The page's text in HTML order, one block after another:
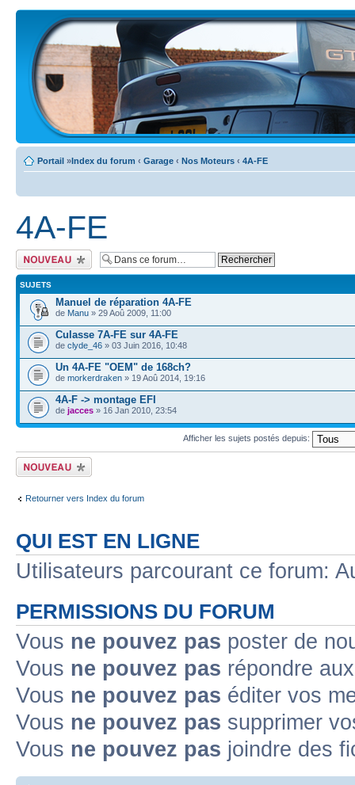
Portail »Index du forum ‹ Garage ‹ Nos Moteurs ‹ 4A-FE
4A-FE
Ecrire un nouveau
sujet
SUJETS
Manuel de réparation 4A-FE
de Manu » 29 Aoû 2009, 11:00
Culasse 7A-FE sur 4A-FE
de clyde_46 » 03 Juin 2016, 10:48
Un 4A-FE "OEM" de 168ch?
de morkerdraken » 19 Aoû 2014, 19:16
4A-F -> montage EFI
de jacces » 16 Jan 2010, 23:54
Afficher les sujets postés depuis:
Ecrire un nouveau
sujet
Retourner vers Index du forum
QUI EST EN LIGNE
Utilisateurs parcourant ce forum:
PERMISSIONS DU FORUM
Vous ne pouvez pas poster de
Vous ne pouvez pas répondre
Vous ne pouvez pas éditer vos
Vous ne pouvez pas supprimer
Vous ne pouvez pas joindre des